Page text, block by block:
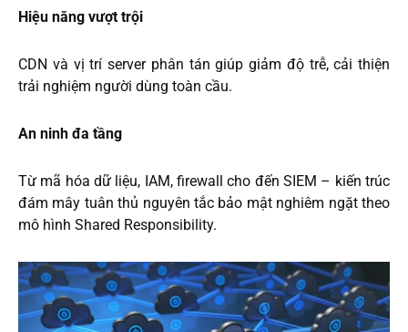
Hiệu năng vượt trội
CDN và vị trí server phân tán giúp giảm độ trễ, cải thiện
trải nghiệm người dùng toàn cầu.
An ninh đa tầng
Từ mã hóa dữ liệu, IAM, firewall cho đến SIEM – kiến trúc
đám mây tuân thủ nguyên tắc bảo mật nghiêm ngặt theo
mô hình Shared Responsibility.